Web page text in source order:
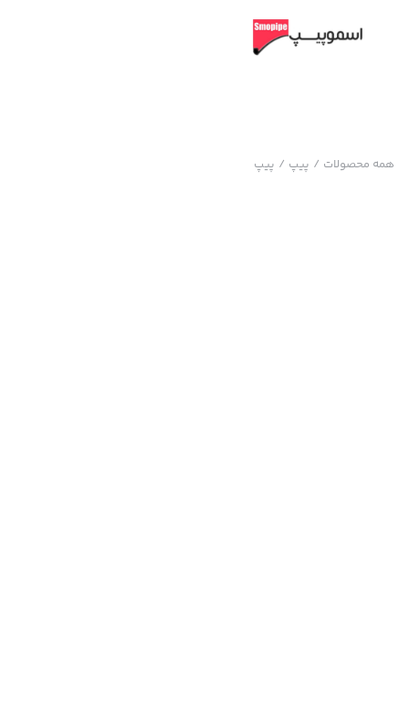
همه محصولات / پیپ / پیپ